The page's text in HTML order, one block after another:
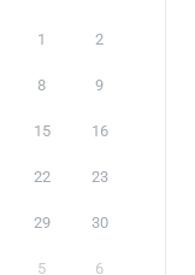
1 2
8 9
15 16
22 23
29 30
5 6